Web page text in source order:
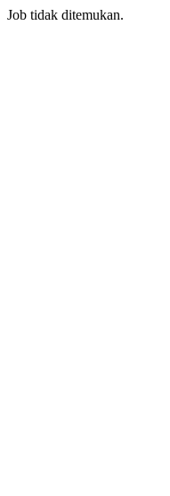
Job tidak ditemukan.